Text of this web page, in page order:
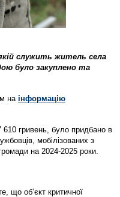
служить житель села
було закуплено та
на інформацію
610 гривень, було придбано в
мобілізованих з
на 2024-2025 роки.
що об’єкт критичної